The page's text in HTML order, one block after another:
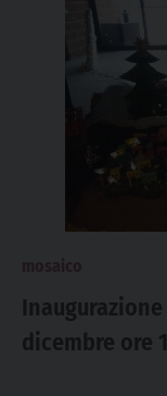
dicembre ore